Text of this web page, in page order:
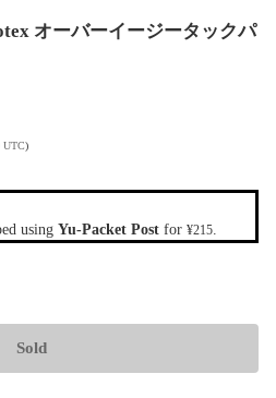
オーバーイージータックパ
UTC)
using Yu-Packet Post for ¥215
Sold